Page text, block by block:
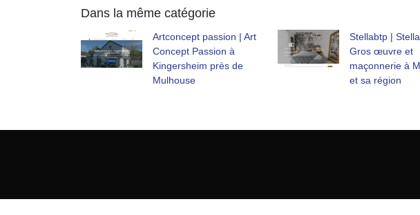
Dans la même catégorie
Artconcept passion | Art
Concept Passion à
Kingersheim près de
Mulhouse
Stellabtp |
Gros œuvre et
maçonnerie à
et sa région